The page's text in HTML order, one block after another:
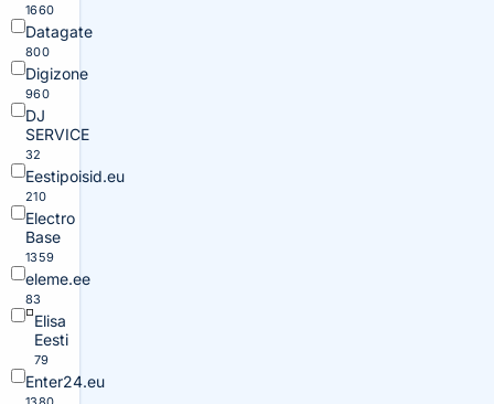
1660
Datagate
800
Digizone
960
DJ
SERVICE
32
Eestipoisid.eu
210
Electro
Base
1359
eleme.ee
83
Elisa
Eesti
79
Enter24.eu